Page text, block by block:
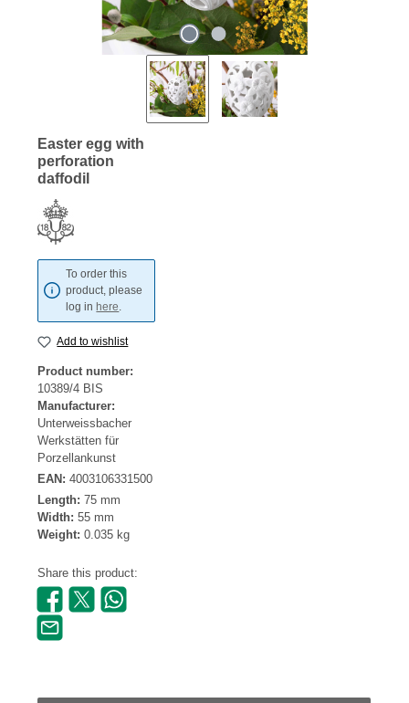
Easter egg with
perforation
daffodil
To order this
product, please
log in here.
Add to wishlist
Product number:
10389/4 BIS
Manufacturer:
Unterweissbacher
Werkstätten für
Porzellankunst
EAN: 4003106331500
Length: 75 mm
Width: 55 mm
Weight: 0.035 kg
Share this product: